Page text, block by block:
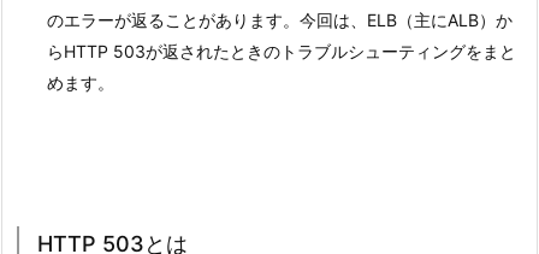
のエラーが返ることがあります。今回は、ELB（主にALB）か
らHTTP 503が返されたときのトラブルシューティングをまと
めます。
HTTP 503とは